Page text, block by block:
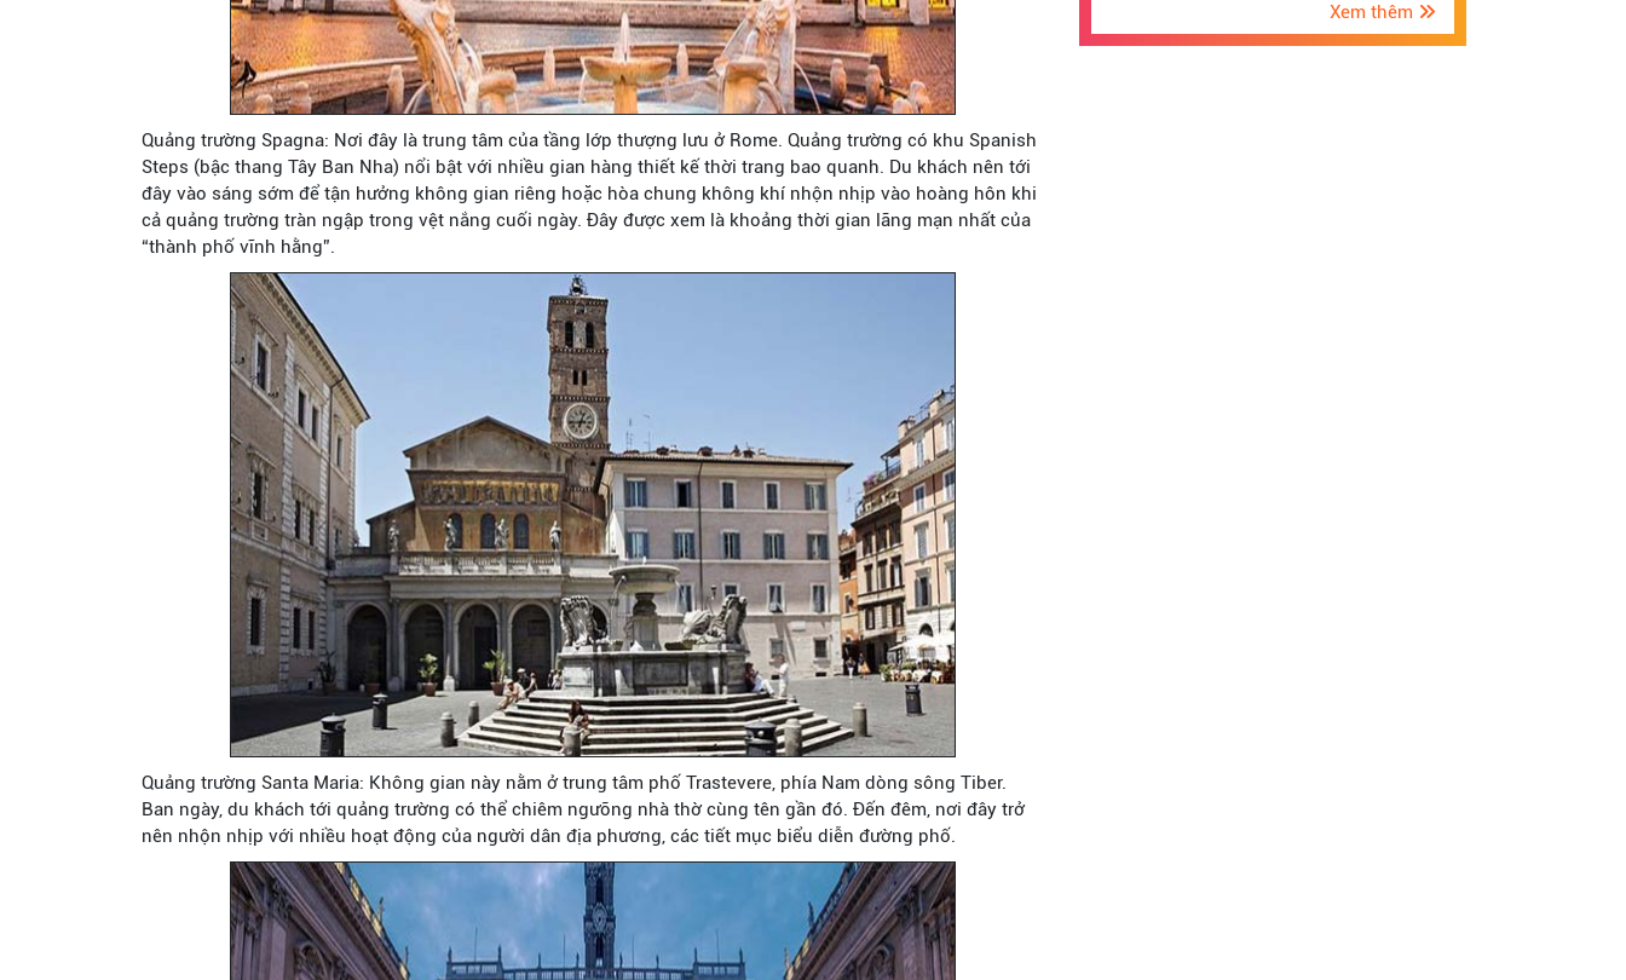
Quảng trường Spagna: Nơi đây là trung tâm của tầng lớp thượng lưu ở Rome. Quảng trường có khu Spanish
Steps (bậc thang Tây Ban Nha) nổi bật với nhiều gian hàng thiết kế thời trang bao quanh. Du khách nên tới
đây vào sáng sớm để tận hưởng không gian riêng hoặc hòa chung không khí nhộn nhịp vào hoàng hôn khi
cả quảng trường tràn ngập trong vệt nắng cuối ngày. Đây được xem là khoảng thời gian lãng mạn nhất của
“thành phố vĩnh hằng”.
Quảng trường Santa Maria: Không gian này nằm ở trung tâm phố Trastevere, phía Nam dòng sông Tiber.
Ban ngày, du khách tới quảng trường có thể chiêm ngưỡng nhà thờ cùng tên gần đó. Đến đêm, nơi đây trở
nên nhộn nhịp với nhiều hoạt động của người dân địa phương, các tiết mục biểu diễn đường phố.
Xem thêm